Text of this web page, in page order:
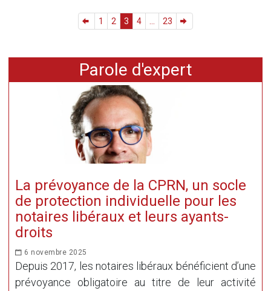
1 2 3 4 23
Parole d'expert
La prévoyance de la CPRN, un socle
de protection individuelle pour les
notaires libéraux et leurs ayants-
droits
6 novembre 2025
Depuis 2017, les notaires libéraux bénéficient d’une
prévoyance obligatoire au titre de leur activité